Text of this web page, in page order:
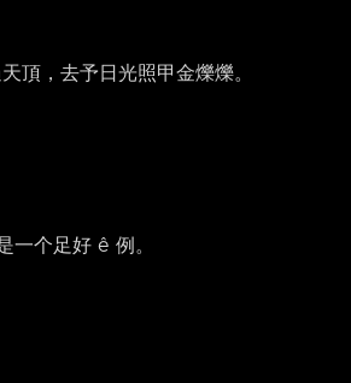
頂，去予日光照甲金爍爍。
一个足好 ê 例。